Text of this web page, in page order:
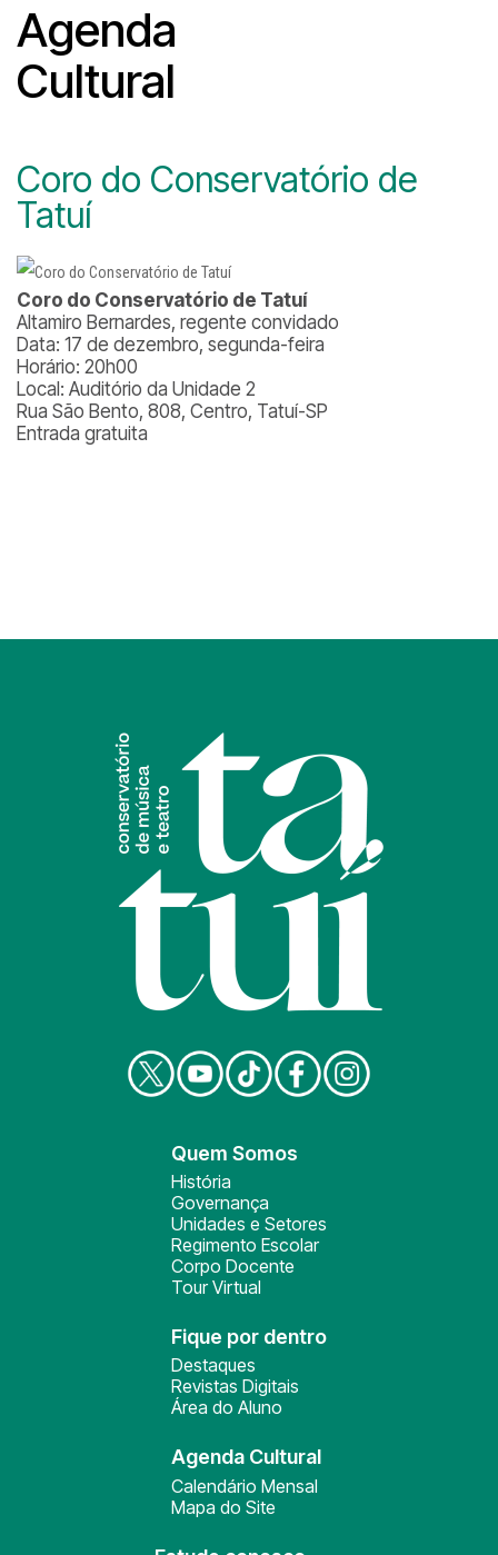
Agenda
Cultural
Coro do Conservatório de
Tatuí
Coro do Conservatório de Tatuí
Altamiro Bernardes, regente convidado
Data: 17 de dezembro, segunda-feira
Horário: 20h00
Local: Auditório da Unidade 2
Rua São Bento, 808, Centro, Tatuí-SP
Entrada gratuita
Quem Somos
História
Governança
Unidades e Setores
Regimento Escolar
Corpo Docente
Tour Virtual
Fique por dentro
Destaques
Revistas Digitais
Área do Aluno
Agenda Cultural
Calendário Mensal
Mapa do Site